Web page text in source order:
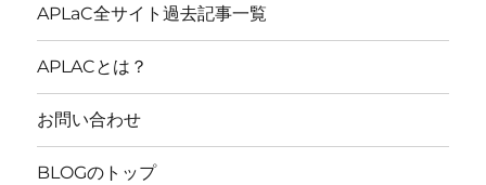
ー
開
APLaC全サイト過去記事一覧
APLACとは？
お問い合わせ
BLOGのトップ